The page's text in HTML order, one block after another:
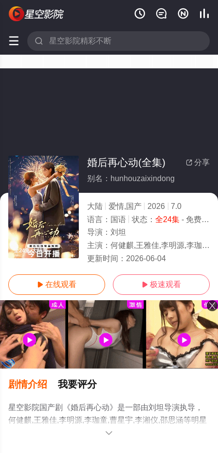
   
 
全24集/大结局
 分享
婚后再心动(全集)
别名：hunhouzaixindong
大陆 爱情,国产 2026
7.0
语言： 国语 状态： 全24集- 免费在线观看
导演： 刘坦
主演： 何健麒,王雅佳,李明源,李珈童,曹星宇,李湘仪,邵思涵
更新时间： 2026-06-04
 在线观看  极速观看
剧情介绍 我要评分
星空影院国产剧《婚后再心动》是一部由刘坦导演执导，
何健麒,王雅佳,李明源,李珈童,曹星宇,李湘仪,邵思涵等明星
精彩演绎的大陆电视剧，大结局剧情已揭晓（全24集），
